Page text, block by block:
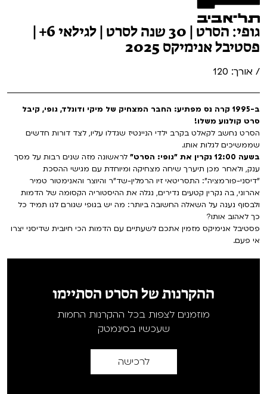
גופי: הסרט | 30 שנה לסרט | לגילאי 6+ |
פסטיבל אנימיקס 2025
/ אורך: 120
ב-1995 קרה נס מפתיע: החבר המצחיק של מיקי ודונלד, גופי, קיבל
סרט קולנוע משלו!
הסרט נחשב לקאלט בקרב ילדי הניינטיז שגדלו עליו, לצד דורות חדשים
שממשיכים לגלות אותו.
בשעה 12:00 נקרין את "גופי: הסרט"
לראשונה מזה שנים רבות על מסך
ענק, ולאחר מכן תיערך שיחה מצחיקה ומיוחדת עם מגישי ההסכת
"דיסני-פורמציה": התסריטאי זיו הרמלין-שד"ר והיוצר והאנימטור טמיר
אהרוני, בה נקרין קטעים נדירים, נגלה את ההיסטוריה הקסומה של הדמות
ולבסוף נענה על השאלה החשובה ביותר: מה יש בגופי שגורם לנו תמיד כל
כך לאהוב אותו?
פסטיבל אנימיקס מזמין אתכם לשעתיים עם הדמות הכי חיובית שדיסני יצרו
אי פעם.
ההקרנות של הסרט הסתיימו
מוזמנים לצפות בכל ההקרנות החמות
שעכשיו בסינמטק
לרכישה